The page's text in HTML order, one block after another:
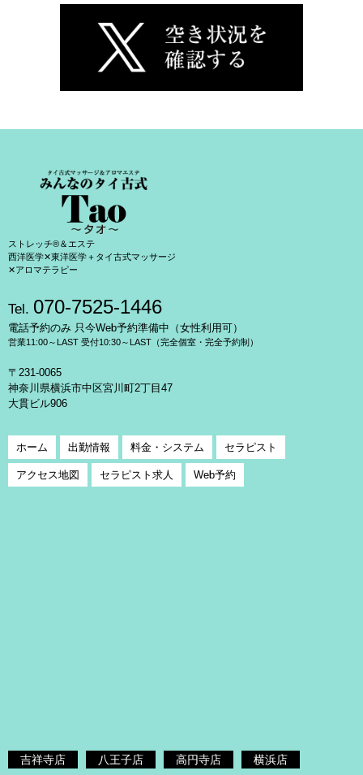
ストレッチ®＆エステ
西洋医学✕東洋医学＋タイ古式マッサージ
✕アロマテラピー
Tel. 070-7525-1446
電話予約のみ 只今Web予約準備中（女性利用可）
営業11:00～LAST 受付10:30～LAST（完全個室・完全予約制）
〒231-0065
神奈川県横浜市中区宮川町2丁目47
大貫ビル906
ホーム 出勤情報 料金・システム セラピスト
アクセス地図 セラピスト求人 Web予約
吉祥寺店 八王子店 高円寺店 横浜店